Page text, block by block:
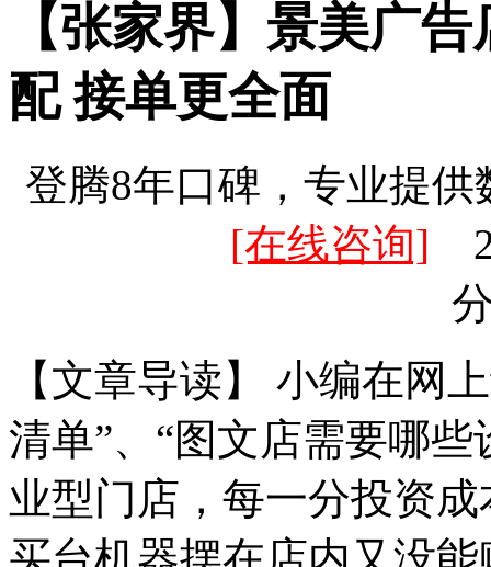
【张家界】景美广
配 接单更全面
登腾8年口碑，专业提
[在线咨询]
【文章导读】 小编在网
清单”、“图文店需要哪
业型门店，每一分投资
买台机器摆在店内又没